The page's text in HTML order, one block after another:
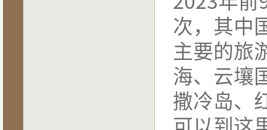
次，其中
主要的旅
海、云壤
撒冷岛、